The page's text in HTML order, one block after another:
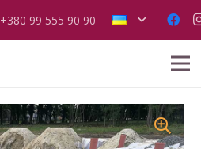
+380 99 555 90 90